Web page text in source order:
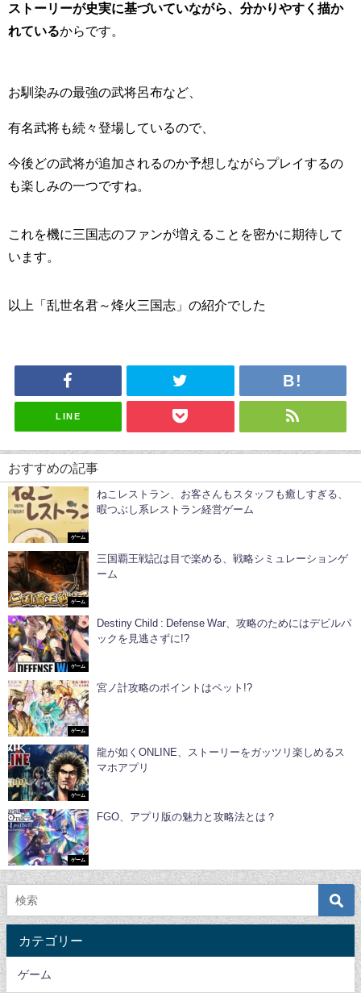
ストーリーが史実に基づいていながら、分かりやすく描か
れているからです。
お馴染みの最強の武将呂布など、
有名武将も続々登場しているので、
今後どの武将が追加されるのか予想しながらプレイするの
も楽しみの一つですね。
これを機に三国志のファンが増えることを密かに期待して
います。
以上「乱世名君～烽火三国志」の紹介でした
LINE
おすすめの記事
ゲーム
ねこレストラン、お客さんもスタッフも癒しすぎる、
暇つぶし系レストラン経営ゲーム
ゲーム
三国覇王戦記は目で楽める、戦略シミュレーションゲ
ーム
ゲーム
Destiny Child : Defense War、攻略のためにはデビルパ
ックを見逃さずに!?
ゲーム
宮ノ計攻略のポイントはペット!?
ゲーム
龍が如くONLINE、ストーリーをガッツリ楽しめるス
マホアプリ
ゲーム
FGO、アプリ版の魅力と攻略法とは？
カテゴリー
ゲーム